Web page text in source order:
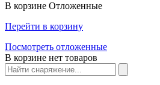
В корзине Отложенные
Перейти в корзину
Посмотреть отложенные
В корзине нет товаров